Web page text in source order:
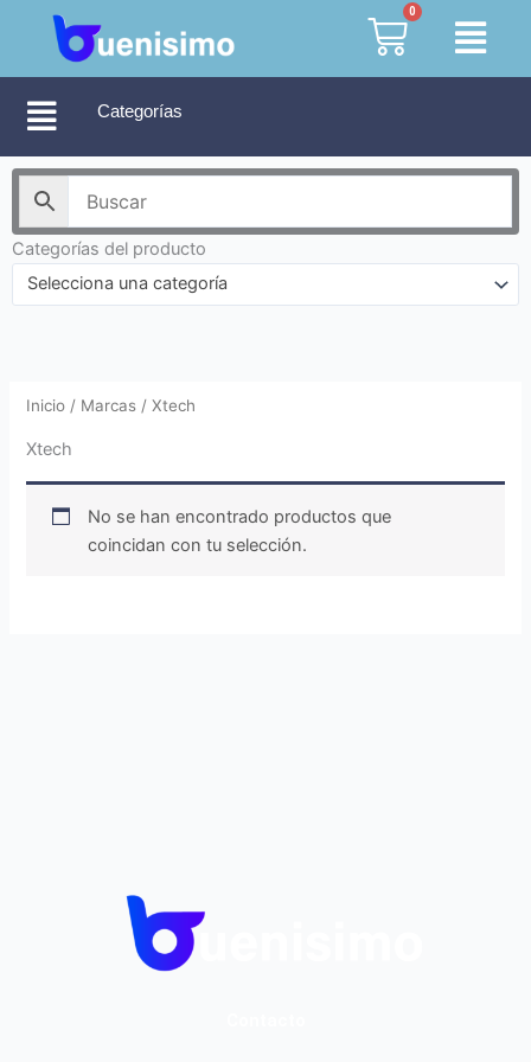
contenido
0
Cart
Categorías
Categorías del producto
Selecciona una categoría
Inicio / Marcas / Xtech
Xtech
No se han encontrado productos que
coincidan con tu selección.